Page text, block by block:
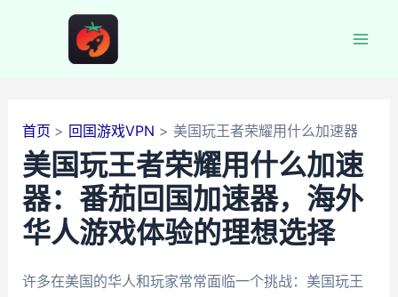
首页 回国游戏VPN 美国玩王者荣耀用什么加速器
美国玩王者荣耀用什么加速
器：番茄回国加速器，海外
华人游戏体验的理想选择
许多在美国的华人和玩家常常面临一个挑战：美国玩王